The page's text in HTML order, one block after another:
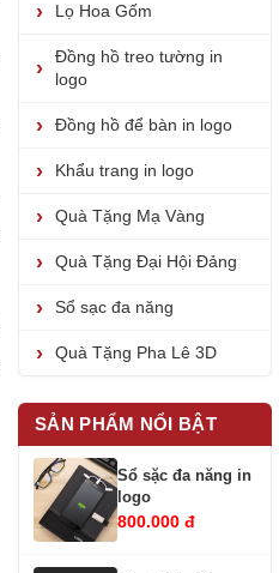
Lọ Hoa Gốm
Đồng hồ treo tường in
logo
Đồng hồ để bàn in logo
Khẩu trang in logo
Quà Tặng Mạ Vàng
Quà Tặng Đại Hội Đảng
Sổ sạc đa năng
Quà Tặng Pha Lê 3D
SẢN PHẨM NỔI BẬT
Sổ sặc đa năng in
logo
800.000 đ